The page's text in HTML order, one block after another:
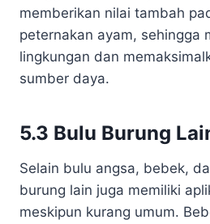
memberikan nilai tambah
peternakan ayam, sehingga
lingkungan dan
sumber daya.
5.3 Bulu Burung
Selain bulu angsa, bebek,
burung lain juga memiliki
meskipun kurang umum.